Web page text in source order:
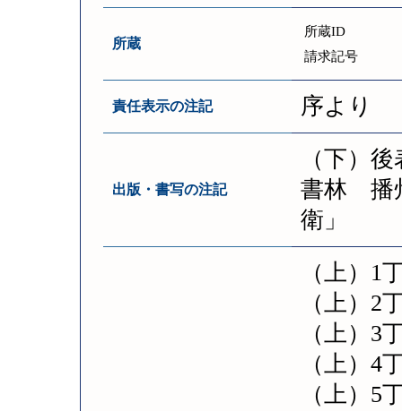
所蔵
所蔵ID
請求記号
責任表示の注記 序より
出版・書写の注記
（下）
書林 播
衛」
（上）1
（上）2
（上）3
（上）4
（上）5